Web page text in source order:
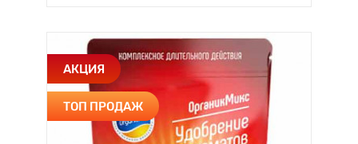
АКЦИЯ
ТОП ПРОДАЖ